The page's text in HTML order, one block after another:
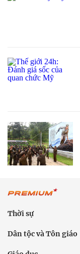
Thời sự
Dân tộc và Tôn giáo